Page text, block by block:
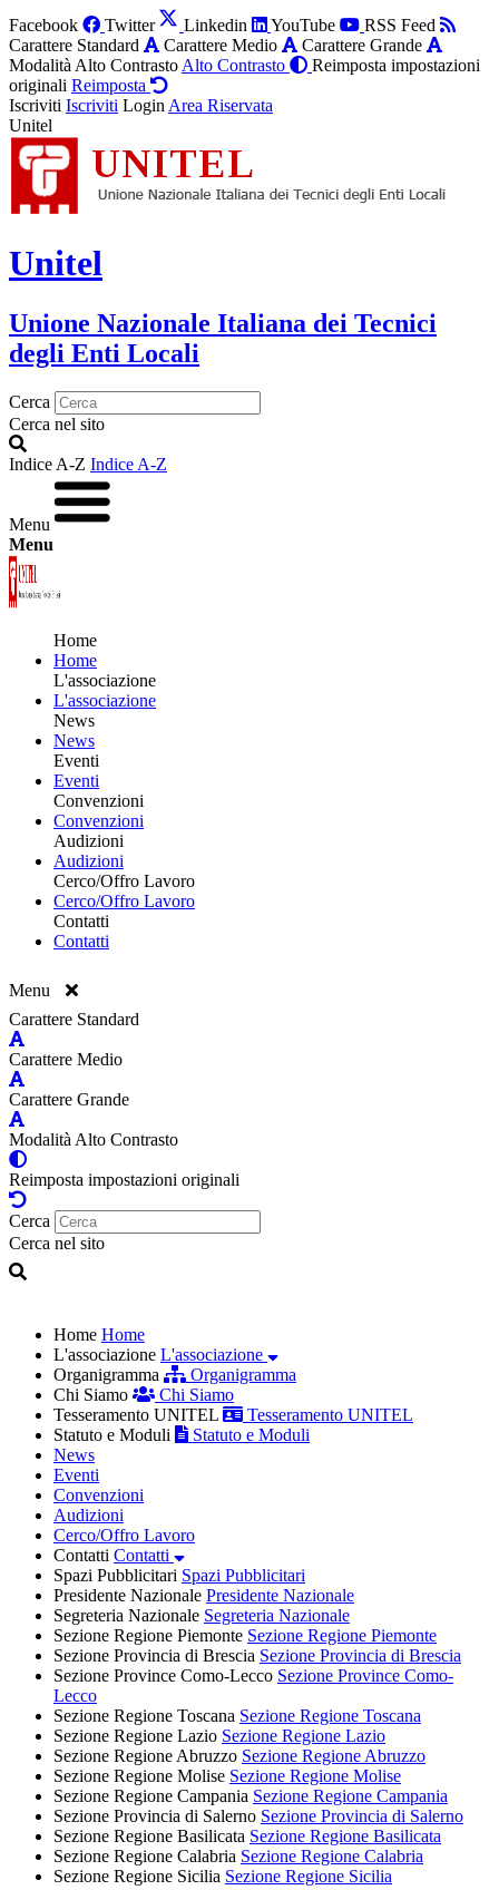
Facebook Twitter Linkedin YouTube
RSS Feed
Carattere Standard
Carattere Medio
Carattere Grande
Modalità Alto Contrasto Alto Contrasto
Reimposta impostazioni
originali Reimposta
Iscriviti Iscriviti Login Area Riservata
Unitel
Unitel
Unione Nazionale Italiana dei Tecnici
degli Enti Locali
Cerca
Cerca nel sito
Indice A-Z Indice A-Z
Menu
Menu
Home
Home
L'associazione
L'associazione
News
News
Eventi
Eventi
Convenzioni
Convenzioni
Audizioni
Audizioni
Cerco/Offro Lavoro
Cerco/Offro Lavoro
Contatti
Contatti
Menu
Carattere Standard
Carattere Medio
Carattere Grande
Modalità Alto Contrasto
Reimposta impostazioni originali
Cerca
Cerca nel sito
Home Home
L'associazione L'associazione
Organigramma
Organigramma
Chi Siamo
Chi Siamo
Tesseramento UNITEL
Tesseramento UNITEL
Statuto e Moduli
Statuto e Moduli
News
Eventi
Convenzioni
Audizioni
Cerco/Offro Lavoro
Contatti Contatti
Spazi Pubblicitari Spazi Pubblicitari
Presidente Nazionale Presidente Nazionale
Segreteria Nazionale Segreteria Nazionale
Sezione Regione Piemonte Sezione Regione Piemonte
Sezione Provincia di Brescia Sezione Provincia di Brescia
Sezione Province Como-Lecco Sezione Province Como-
Lecco
Sezione Regione Toscana Sezione Regione Toscana
Sezione Regione Lazio Sezione Regione Lazio
Sezione Regione Abruzzo Sezione Regione Abruzzo
Sezione Regione Molise Sezione Regione Molise
Sezione Regione Campania Sezione Regione Campania
Sezione Provincia di Salerno Sezione Provincia di Salerno
Sezione Regione Basilicata Sezione Regione Basilicata
Sezione Regione Calabria Sezione Regione Calabria
Sezione Regione Sicilia Sezione Regione Sicilia